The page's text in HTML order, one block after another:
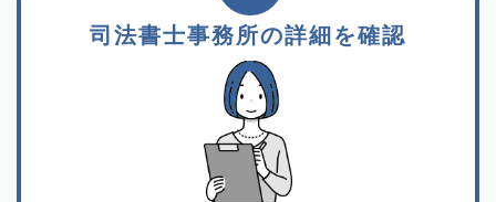
司法書士事務所の詳細を確認